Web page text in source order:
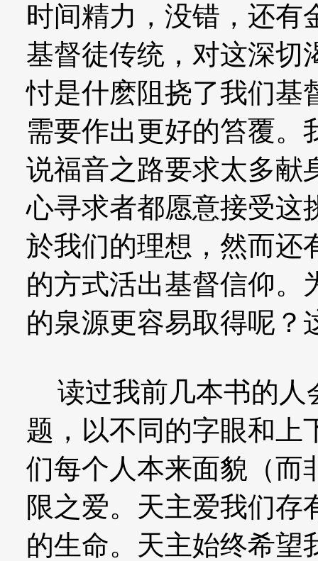
时间精力，没错，还有
基督徒传统，对这深切
忖是什麽阻挠了我们基
需要作出更好的笞覆。
说福音之路要求太多献
心寻求者都愿意接受这
於我们的理想，然而还
的方式活出基督信仰。
的泉源更容易取得呢？
读过我前几本书的人
题，以不同的字眼和上
们每个人本来面貌（而
限之爱。天主爱我们存
的生命。天主始终希望